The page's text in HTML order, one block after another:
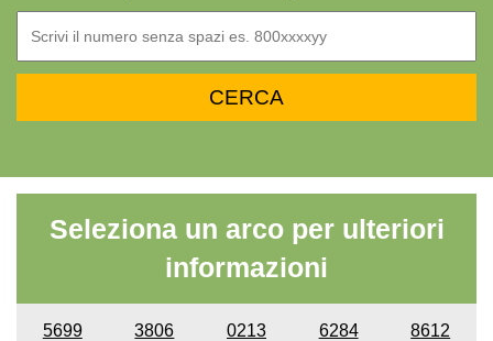
Seleziona un arco per ulteriori
informazioni
5699 3806 0213 6284 8612